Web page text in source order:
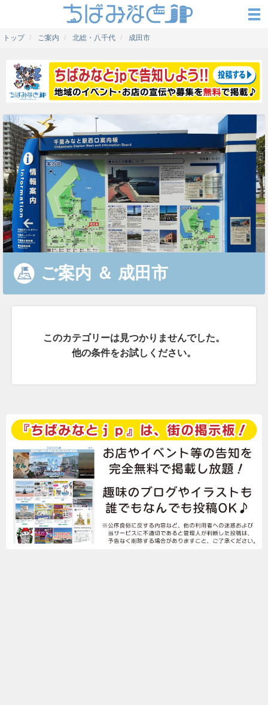
トップ ご案内 北総・八千代 成田市
ご案内 ＆ 成田市
このカテゴリーは見つかりませんでした。
他の条件をお試しください。